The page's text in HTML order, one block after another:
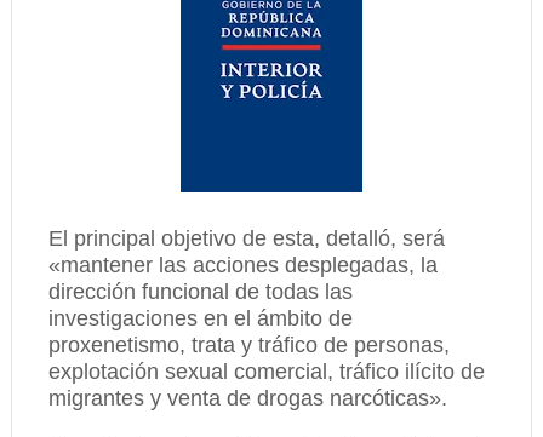
El principal objetivo de esta, detalló, será
«mantener las acciones desplegadas, la
dirección funcional de todas las
investigaciones en el ámbito de
proxenetismo, trata y tráfico de personas,
explotación sexual comercial, tráfico ilícito de
migrantes y venta de drogas narcóticas».